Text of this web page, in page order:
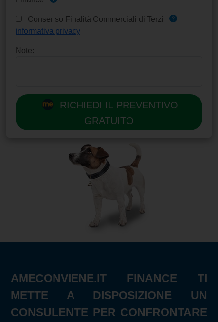
Consenso Finalità Commerciali di Terzi
informativa privacy
Note:
RICHIEDI IL PREVENTIVO
GRATUITO
AMECONVIENE.IT FINANCE TI
METTE A DISPOSIZIONE UN
CONSULENTE PER CONFRONTARE